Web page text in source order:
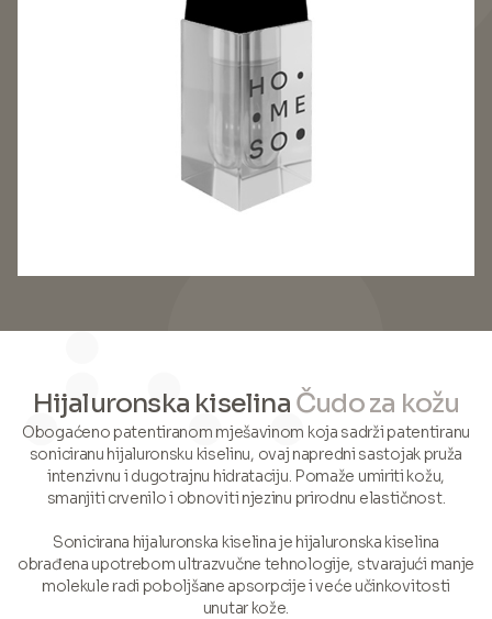
Hijaluronska kiselina Čudo za kožu
Obogaćeno patentiranom mješavinom koja sadrži patentiranu
soniciranu hijaluronsku kiselinu, ovaj napredni sastojak pruža
intenzivnu i dugotrajnu hidrataciju. Pomaže umiriti kožu,
smanjiti crvenilo i obnoviti njezinu prirodnu elastičnost.
Sonicirana hijaluronska kiselina je hijaluronska kiselina
obrađena upotrebom ultrazvučne tehnologije, stvarajući manje
molekule radi poboljšane apsorpcije i veće učinkovitosti
unutar kože.